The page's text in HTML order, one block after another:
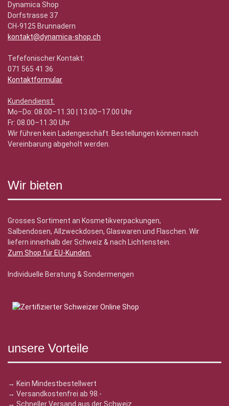
Dynamica Shop
Dorfstrasse 37
CH-9125 Brunnadern
kontakt@dynamica-shop.ch
Tefefonischer Kontakt:
071 565 41 36
Kontaktformular
Kundendienst:
Mo–Do: 08.00–11.30 | 13.00–17.00 Uhr
Fr: 08.00–11.30 Uhr
Wir führen kein Ladengeschäft. Bestellungen können nach
Vereinbarung abgeholt werden.
Wir bieten
Grosses Sortiment an Kosmetikverpackungen,
Salbendosen, Allzweckdosen, Glaswaren und Flaschen. Wir
liefern innerhalb der Schweiz & nach Lichtenstein.
Zum Shop für EU-Kunden.
Individuelle Beratung & Sondermengen
unsere Vorteile
→ Kein Mindestbestellwert
→ Versandkostenfrei ab 98.-
→ Schneller Versand aus der Schweiz